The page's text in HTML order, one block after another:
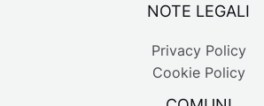
NOTE LEGALI
Privacy Policy
Cookie Policy